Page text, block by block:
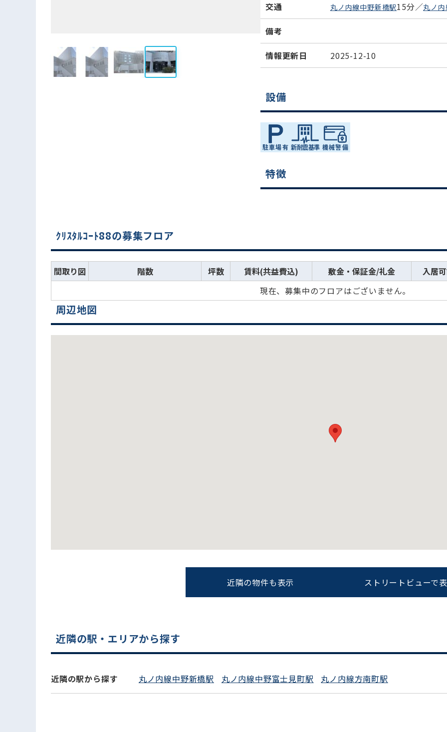
交通 丸ノ内線中野新橋駅15分／丸ノ
備考
情報更新日 2025-12-10
設備
特徴
ｸﾘｽﾀﾙｺｰﾄ88の募集フロア
間取り図 階数 坪数 賃料(共益費込) 敷金・保証金/礼金 入居
現在、募集中のフロアはございません。
スムーズにご案内できます
0120-620-213
平日 9:00〜18:00
周辺地図
近隣の物件も表示 ストリートビューで
近隣の駅・エリアから探す
近隣の駅から探す 丸ノ内線中野新橋駅 丸ノ内線中野富士見町駅 丸ノ内線方南町駅